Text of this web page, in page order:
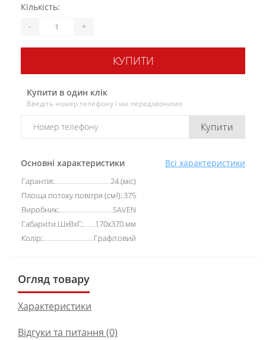
Основні характеристики Всі характеристики
Гарантія:
24 (міс)
Площа потоку повітря (см²):375
Виробник:
SAVEN
Габарити ШхВхГ:
170х370 мм
Колір:
Графітовий
Кількість:
- +
КУПИТИ
Купити в один клік
Введіть номер телефону і ми передзвонимо
Купити
Огляд товару
Характеристики
Відгуки та питання (0)